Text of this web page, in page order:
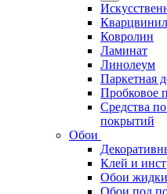
Кварцвинил
Ковролин
Ламинат
Линолеум
Паркетная
Пробковое
Средства
покрытий
Обои
Клей и
Обои
Обои под